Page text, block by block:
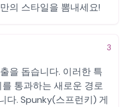
의 스타일을 뽐내세요!
3
을 돕습니다. 이러한 특
통과하는 새로운 경로
다. Spunky(스프런키) 게